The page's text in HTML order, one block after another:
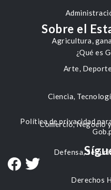
Agricultura,
Arte,
Ciencia,
Comercio, Negocio
Defensa,
Derechos
Sobre el
¿Qué es
Política de privacidad